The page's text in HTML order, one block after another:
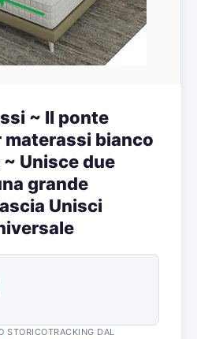
~ Il ponte
materassi bianco
Unisce due
grande
Unisci
STORICOTRACKING DAL